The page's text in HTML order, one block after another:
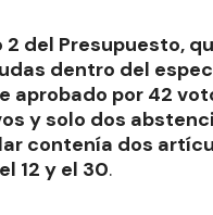
2 del Presupuesto,
dentro del
aprobado por 42
y solo dos
contenía dos
12 y el 30.